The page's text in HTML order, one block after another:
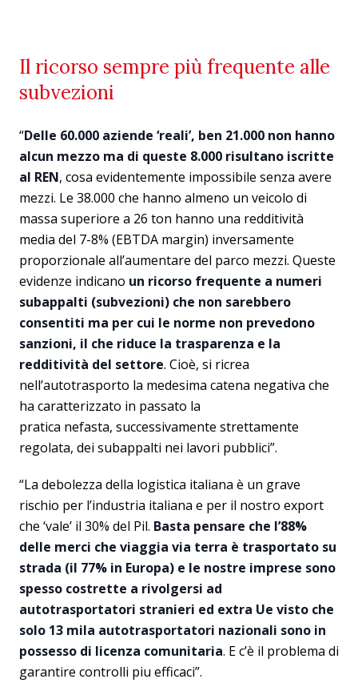
Il ricorso sempre più frequente alle
subvezioni
“Delle 60.000 aziende ‘reali’, ben 21.000 non hanno
alcun mezzo ma di queste 8.000 risultano iscritte
al REN, cosa evidentemente impossibile senza avere
mezzi. Le 38.000 che hanno almeno un veicolo di
massa superiore a 26 ton hanno una redditività
media del 7-8% (EBTDA margin) inversamente
proporzionale all’aumentare del parco mezzi. Queste
evidenze indicano un ricorso frequente a numeri
subappalti (subvezioni) che non sarebbero
consentiti ma per cui le norme non prevedono
sanzioni, il che riduce la trasparenza e la
redditività del settore. Cioè, si ricrea
nell’autotrasporto la medesima catena negativa che
ha caratterizzato in passato la
pratica nefasta, successivamente strettamente
regolata, dei subappalti nei lavori pubblici”.
“La debolezza della logistica italiana è un grave
rischio per l’industria italiana e per il nostro export
che ‘vale’ il 30% del Pil. Basta pensare che l’88%
delle merci che viaggia via terra è trasportato su
strada (il 77% in Europa) e le nostre imprese sono
spesso costrette a rivolgersi ad
autotrasportatori stranieri ed extra Ue visto che
solo 13 mila autotrasportatori nazionali sono in
possesso di licenza comunitaria. E c’è il problema di
garantire controlli piu efficaci”.